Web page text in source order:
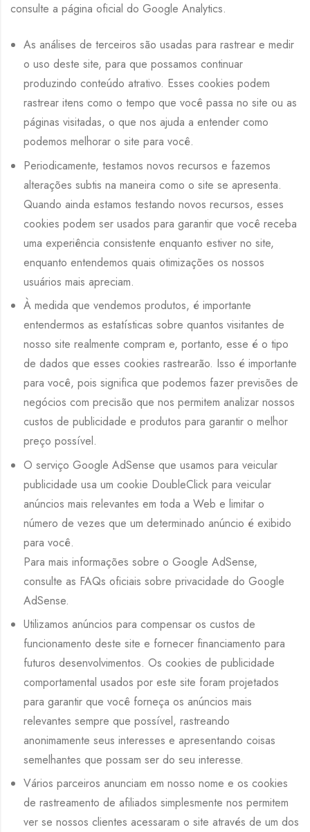
consulte a página oficial do Google Analytics.
As análises de terceiros são usadas para rastrear e medir
o uso deste site, para que possamos continuar
produzindo conteúdo atrativo. Esses cookies podem
rastrear itens como o tempo que você passa no site ou as
páginas visitadas, o que nos ajuda a entender como
podemos melhorar o site para você.
Periodicamente, testamos novos recursos e fazemos
alterações subtis na maneira como o site se apresenta.
Quando ainda estamos testando novos recursos, esses
cookies podem ser usados ​​para garantir que você receba
uma experiência consistente enquanto estiver no site,
enquanto entendemos quais otimizações os nossos
usuários mais apreciam.
À medida que vendemos produtos, é importante
entendermos as estatísticas sobre quantos visitantes de
nosso site realmente compram e, portanto, esse é o tipo
de dados que esses cookies rastrearão. Isso é importante
para você, pois significa que podemos fazer previsões de
negócios com precisão que nos permitem analizar nossos
custos de publicidade e produtos para garantir o melhor
preço possível.
O serviço Google AdSense que usamos para veicular
publicidade usa um cookie DoubleClick para veicular
anúncios mais relevantes em toda a Web e limitar o
número de vezes que um determinado anúncio é exibido
para você.
Para mais informações sobre o Google AdSense,
consulte as FAQs oficiais sobre privacidade do Google
AdSense.
Utilizamos anúncios para compensar os custos de
funcionamento deste site e fornecer financiamento para
futuros desenvolvimentos. Os cookies de publicidade
comportamental usados ​​por este site foram projetados
para garantir que você forneça os anúncios mais
relevantes sempre que possível, rastreando
anonimamente seus interesses e apresentando coisas
semelhantes que possam ser do seu interesse.
Vários parceiros anunciam em nosso nome e os cookies
de rastreamento de afiliados simplesmente nos permitem
ver se nossos clientes acessaram o site através de um dos